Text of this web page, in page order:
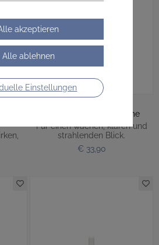
mit
Osmotische Augencreme
Für einen wachen, klaren und
strahlenden Blick.
€ 33,90
Einstellungen